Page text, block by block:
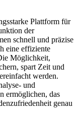
Plattform für
der
schnell und präzise
eine effiziente
Möglichkeit,
spart Zeit und
werden.
und
ermöglichen, das
genau